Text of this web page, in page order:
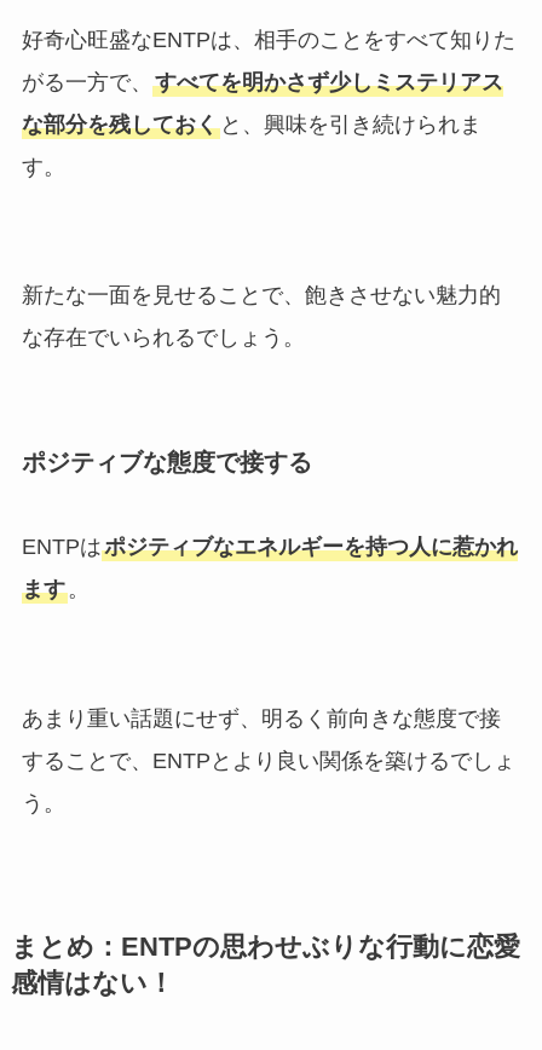
好奇心旺盛なENTPは、相手のことをすべて知りた
がる一方で、 すべてを明かさず少しミステリアス
な部分を残しておくと、興味を引き続けられま
す。
新たな一面を見せることで、飽きさせない魅力的
な存在でいられるでしょう。
ポジティブな態度で接する
ENTPはポジティブなエネルギーを持つ人に惹かれ
ます。
あまり重い話題にせず、明るく前向きな態度で接
することで、ENTPとより良い関係を築けるでしょ
う。
まとめ：ENTPの思わせぶりな行動に恋愛
感情はない！